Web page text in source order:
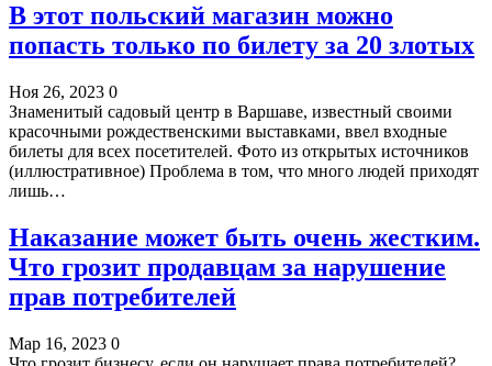
В этот польский магазин можно
попасть только по билету за 20 злотых
Ноя 26, 2023 0
Знаменитый садовый центр в Варшаве, известный своими
красочными рождественскими выставками, ввел входные
билеты для всех посетителей. Фото из открытых источников
(иллюстративное) Проблема в том, что много людей приходят
лишь…
Наказание может быть очень жестким.
Что грозит продавцам за нарушение
прав потребителей
Мар 16, 2023 0